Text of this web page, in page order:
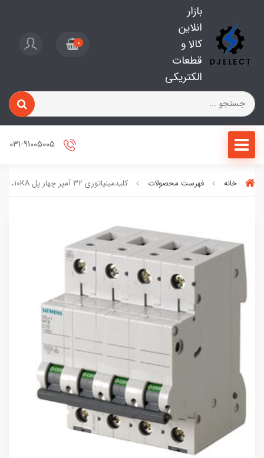
بازار
انلاین
کالا و
قطعات
الکتریکی
0
خانه فهرست محصولات کلیدمینیاتوری 32 آمپر چهار پل 10KA، تیپ C